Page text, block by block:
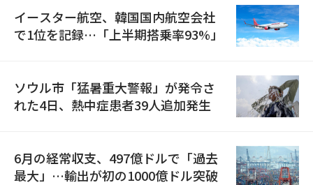
イースター航空、韓国国内航空会社
で1位を記録…「上半期搭乗率93%」
ソウル市「猛暑重大警報」が発令さ
れた4日、熱中症患者39人追加発生
6月の経常収支、497億ドルで「過去
最大」…輸出が初の1000億ドル突破